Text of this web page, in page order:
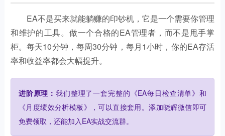
EA不是买来就能躺赚的印钞机，它是一个需要你管理
和维护的工具。做一个合格的EA管理者，而不是甩手掌
柜。每天10分钟，每周30分钟，每月1小时，你的EA存活
率和收益率都会大幅提升。
进阶原理：我们整理了一套完整的《EA每日检查清单》和
《月度绩效分析模板》，可以直接套用。添加晓辉微信即可
免费领取，还能加入EA实战交流群。